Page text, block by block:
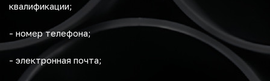
квалификации;
- номер телефона;
- электронная почта;